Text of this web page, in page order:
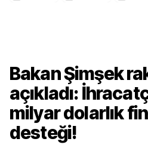
Bakan Şimşek
açıkladı:
milyar dolarlık
desteği!